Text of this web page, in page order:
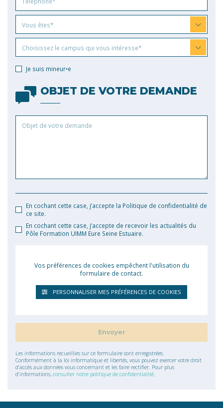
êtes
Vous êtes*
qui
intéresse
Choisissez le campus qui vous intéresse*
Je suis mineur•e
OBJET DE VOTRE DEMANDE
de
En cochant cette case, j’accepte la Politique de confidentialité de
ce site.
En cochant cette case, j’accepte de recevoir les actualités du
Pôle Formation UIMM Eure Seine Estuaire.
Vos préférences de cookies empêchent l'utilisation du
formulaire de contact.
PERSONNALISER MES PRÉFÉRENCES DE COOKIES
Les informations recueillies sur ce formulaire sont enregistrées.
Conformément à la loi informatique et libertés, vous pouvez exercer votre droit
d’accès aux données vous concernant et les faire rectifier. Pour plus
d’informations, consulter notre politique de confidentialité.